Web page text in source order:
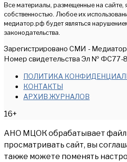
Все материалы, размещенные на сайте,
собственностью. Любое их
медиатор.рф будет являться
законодательства.
Зарегистрировано СМИ -
Номер свидетельства Эл № ФС77-
ПОЛИТИКА
КОНТАКТЫ
АРХИВ ЖУРНАЛОВ
16+
АНО МЦОК обрабатывает
просматривать сайт, вы
также можете поменять